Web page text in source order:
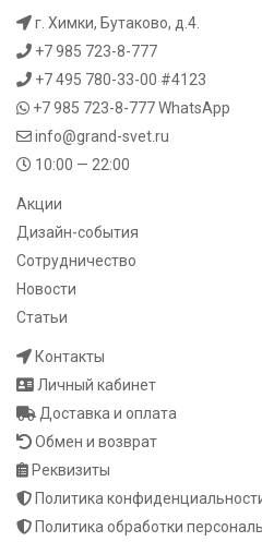
г. Химки, Бутаково, д.4.
+7 985 723-8-777
+7 495 780-33-00 #4123
+7 985 723-8-777WhatsApp
info@grand-svet.ru
10:00 — 22:00
Акции
Дизайн-события
Сотрудничество
Новости
Статьи
Контакты
Личный кабинет
Доставка и оплата
Обмен и возврат
Реквизиты
Политика
Политика обработки